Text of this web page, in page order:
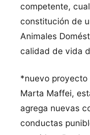
competente,
constitución de
Animales
calidad de vida
*nuevo proyecto
Marta Maffei,
agrega nuevas
conductas